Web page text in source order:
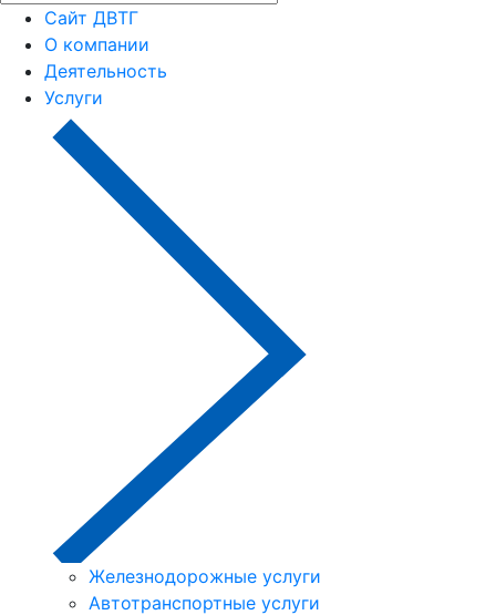
Сайт ДВТГ
О компании
Деятельность
Услуги
Железнодорожные услуги
Автотранспортные услуги